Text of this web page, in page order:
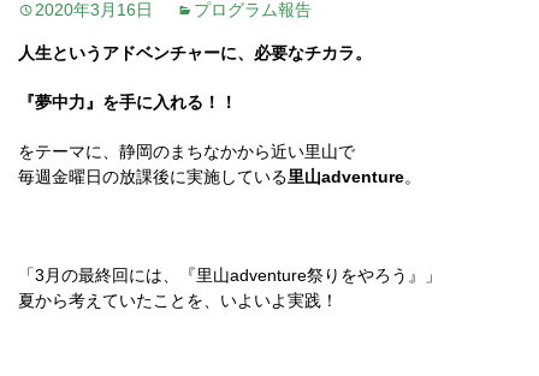
2020年3月16日 プログラム報告
人生というアドベンチャーに、必要なチカラ。
『夢中力』を手に入れる！！
をテーマに、静岡のまちなかから近い里山で
毎週金曜日の放課後に実施している里山adventure。
「3月の最終回には、『里山adventure祭りをやろう』」
夏から考えていたことを、いよいよ実践！